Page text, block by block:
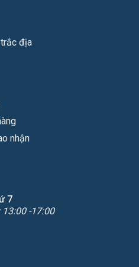
địa
nhận
7
13:00 -17:00